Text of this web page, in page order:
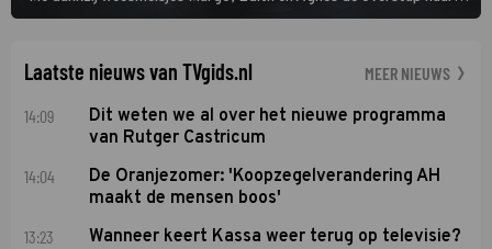
het rechte pad maakte, ook op dat pad weet te blijven.
Laatste nieuws van TVgids.nl MEER NIEUWS
14:09
Dit weten we al over het nieuwe programma
van Rutger Castricum
14:04
De Oranjezomer: 'Koopzegelverandering AH
maakt de mensen boos'
13:23 Wanneer keert Kassa weer terug op televisie?